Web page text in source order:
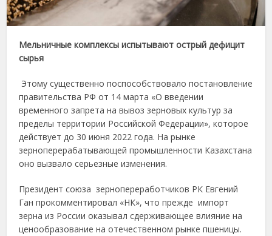
Мельничные комплексы испытывают острый дефицит
сырья
Этому существенно поспособствовало постановление
правительства РФ от 14 марта «О введении
временного запрета на вывоз зерновых культур за
пределы территории Российской Федерации», которое
действует до 30 июня 2022 года. На рынке
зерноперерабатывающей промышленности Казахстана
оно вызвало серьезные изменения.
Президент союза зернопереработчиков РК Евгений
Ган прокомментировал «НК», что прежде импорт
зерна из России оказывал сдерживающее влияние на
ценообразование на отечественном рынке пшеницы.